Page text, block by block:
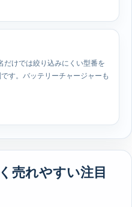
だけでは絞り込みにくい型番を
す。バッテリーチャージャーも
売れやすい注目